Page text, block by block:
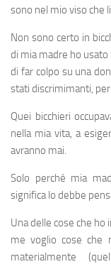
sono nel mio viso che
Non sono certo in
di mia madre ho
di far colpo su una
stati discrimimanti, per
Quei bicchieri
nella mia vita, a
avranno mai.
Solo perché mia
significa lo debbe
Una delle cose che
me voglio cose che
materialmente